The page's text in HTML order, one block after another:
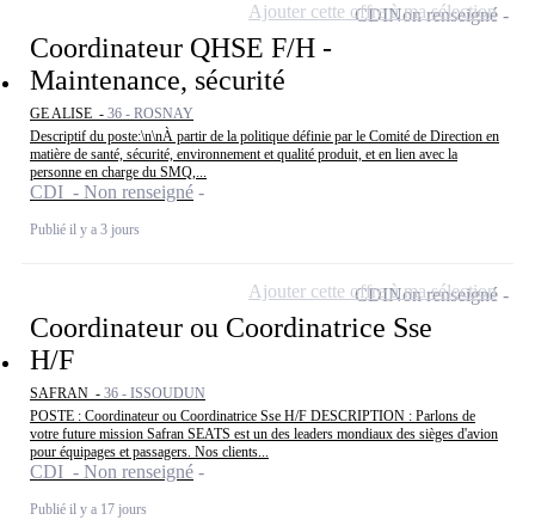
Coordinateur QHSE F/H -
Maintenance, sécurité
GE ALISE - 36 - ROSNAY
Descriptif du poste:\n\nÀ partir de la politique définie par le Comité de Direction en
matière de santé, sécurité, environnement et qualité produit, et en lien avec la
personne en charge du SMQ,...
CDI - Non renseigné
Publié il y a 3 jours
CDINon renseigné
Ajouter cette offre à ma sélection
Coordinateur ou Coordinatrice Sse
H/F
SAFRAN - 36 - ISSOUDUN
POSTE : Coordinateur ou Coordinatrice Sse H/F DESCRIPTION : Parlons de
votre future mission Safran SEATS est un des leaders mondiaux des sièges d'avion
pour équipages et passagers. Nos clients...
CDI - Non renseigné
Publié il y a 17 jours
CDINon renseigné
Ajouter cette offre à ma sélection